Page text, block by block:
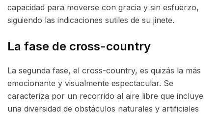
capacidad para moverse con gracia y sin esfuerzo,
siguiendo las indicaciones sutiles de su jinete.
La fase de cross-country
La segunda fase, el cross-country, es quizás la más
emocionante y visualmente espectacular. Se
caracteriza por un recorrido al aire libre que incluye
una diversidad de obstáculos naturales y artificiales